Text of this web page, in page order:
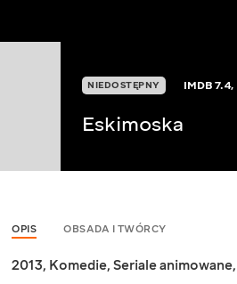
NIEDOSTĘPNY IMDB7.4,
Eskimoska
OPIS OBSADA I TWÓRCY
2013, Komedie, Seriale animowane,